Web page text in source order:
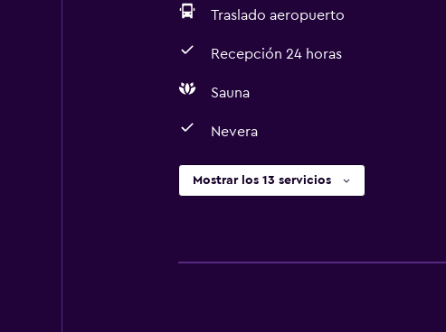
Traslado aeropuerto
Recepción 24 horas
Sauna
Nevera
Mostrar los 13 servicios